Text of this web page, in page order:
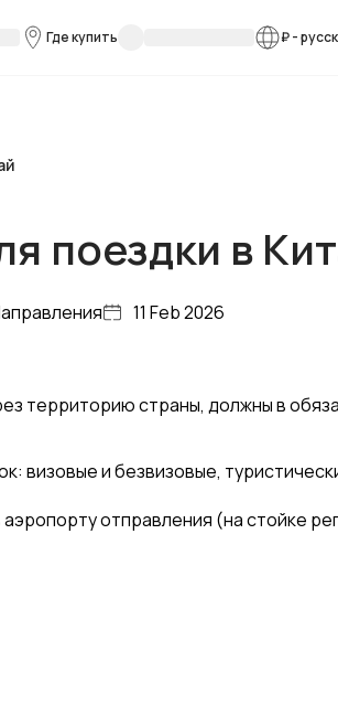
Где купить ₽-
поездки в
11 Feb 2026
территорию страны, должны в
визовые и безвизовые,
отправления (на стойке